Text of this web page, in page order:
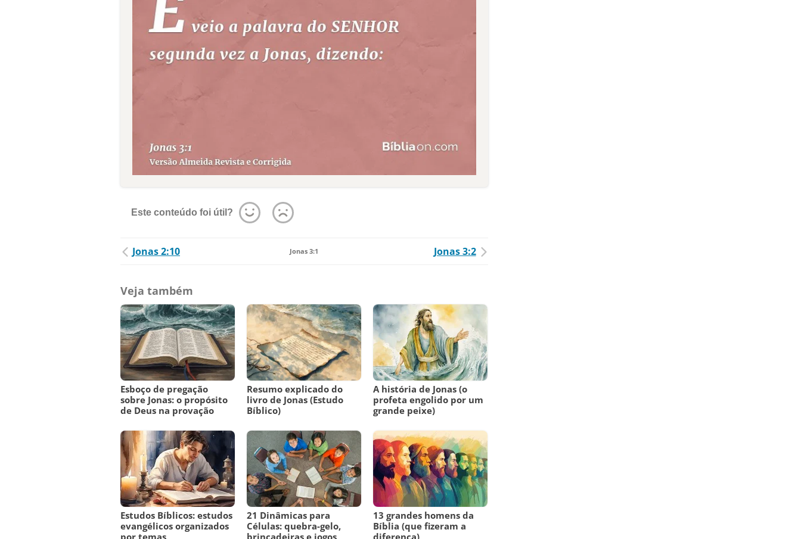
Este conteúdo foi útil?
Jonas 2:10 Jonas 3:1 Jonas 3:2
Veja também
Esboço de pregação
sobre Jonas: o propósito
de Deus na provação
Resumo explicado do
livro de Jonas (Estudo
Bíblico)
A história de Jonas (o
profeta engolido por um
grande peixe)
Estudos Bíblicos: estudos
evangélicos organizados
21 Dinâmicas para
Células: quebra-gelo,
13 grandes homens da
Bíblia (que fizeram a